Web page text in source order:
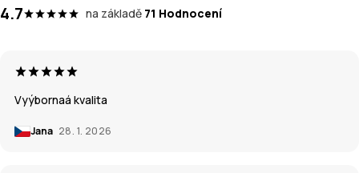
4.7 na základě 71 Hodnocení
Vyýbornaá kvalita
Jana 28. 1. 2026